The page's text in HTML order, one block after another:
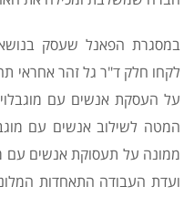
במסגרת הפאנל שעסק בנושא
לקחו חלק ד"ר גל זהר אחראי
על העסקת אנשים עם
המטה לשילוב אנשים עם
ממונה על תעסוקת אנשים עם
ועדת העבודה התאחדות